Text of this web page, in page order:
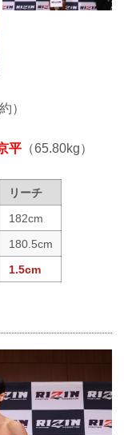
）
平 （65.80kg）
リーチ
182cm
180.5cm
1.5cm